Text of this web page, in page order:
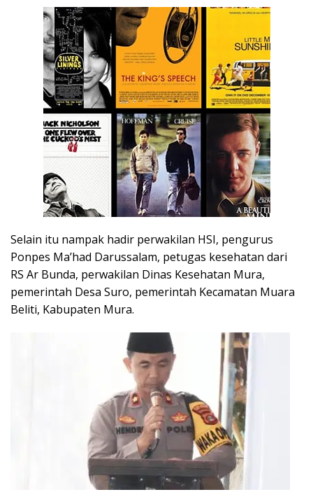
Selain itu nampak hadir perwakilan HSI, pengurus
Ponpes Ma’had Darussalam, petugas kesehatan dari
RS Ar Bunda, perwakilan Dinas Kesehatan Mura,
pemerintah Desa Suro, pemerintah Kecamatan Muara
Beliti, Kabupaten Mura.